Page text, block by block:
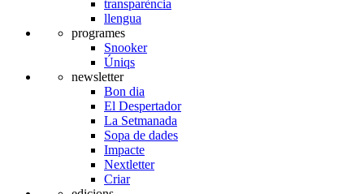
transparència
llengua
programes
Snooker
Úniqs
newsletter
Bon dia
El Despertador
La Setmanada
Sopa de dades
Impacte
Nextletter
Criar